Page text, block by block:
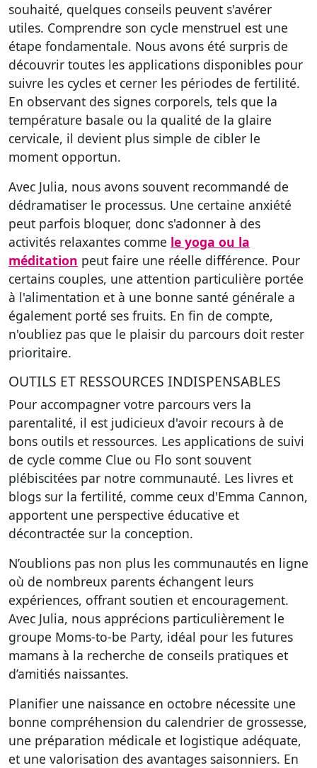
souhaité, quelques conseils peuvent s'avérer
utiles. Comprendre son cycle menstruel est une
étape fondamentale. Nous avons été surpris de
découvrir toutes les applications disponibles pour
suivre les cycles et cerner les périodes de fertilité.
En observant des signes corporels, tels que la
température basale ou la qualité de la glaire
cervicale, il devient plus simple de cibler le
moment opportun.
Avec Julia, nous avons souvent recommandé de
dédramatiser le processus. Une certaine anxiété
peut parfois bloquer, donc s'adonner à des
activités relaxantes comme le yoga ou la
méditation peut faire une réelle différence. Pour
certains couples, une attention particulière portée
à l'alimentation et à une bonne santé générale a
également porté ses fruits. En fin de compte,
n'oubliez pas que le plaisir du parcours doit rester
prioritaire.
OUTILS ET RESSOURCES INDISPENSABLES
Pour accompagner votre parcours vers la
parentalité, il est judicieux d'avoir recours à de
bons outils et ressources. Les applications de suivi
de cycle comme Clue ou Flo sont souvent
plébiscitées par notre communauté. Les livres et
blogs sur la fertilité, comme ceux d'Emma Cannon,
apportent une perspective éducative et
décontractée sur la conception.
N’oublions pas non plus les communautés en ligne
où de nombreux parents échangent leurs
expériences, offrant soutien et encouragement.
Avec Julia, nous apprécions particulièrement le
groupe Moms-to-be Party, idéal pour les futures
mamans à la recherche de conseils pratiques et
d’amitiés naissantes.
Planifier une naissance en octobre nécessite une
bonne compréhension du calendrier de grossesse,
une préparation médicale et logistique adéquate,
et une valorisation des avantages saisonniers. En